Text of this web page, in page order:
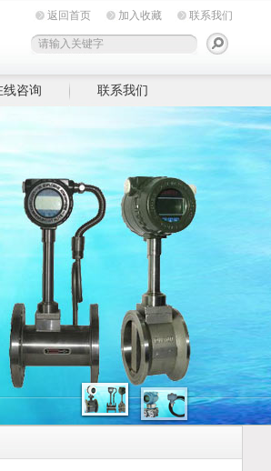
返回首页 加入收藏 联系我们
线咨询 联系我们